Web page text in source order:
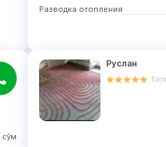
Разводка отопления
сўм
Руслан
1